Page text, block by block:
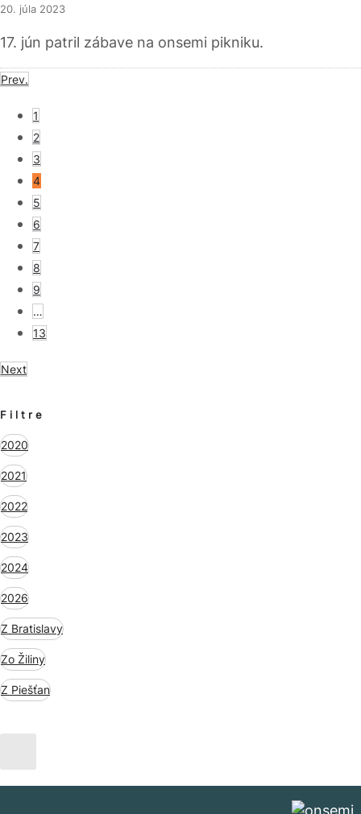
20. júla 2023
17. jún patril zábave na onsemi pikniku.
Prev.
1
2
3
4
5
6
7
8
9
…
13
Next
Filtre
2020
2021
2022
2023
2024
2026
Z Bratislavy
Zo Žiliny
Z Piešťan